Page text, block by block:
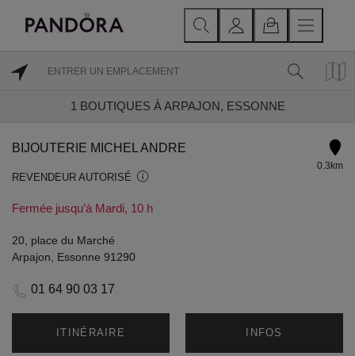
1 BOUTIQUES À ARPAJON, ESSONNE
BIJOUTERIE MICHEL ANDRE
REVENDEUR AUTORISÉ
Fermée jusqu’à Mardi, 10 h
0.3km
20, place du Marché
Arpajon, Essonne 91290
01 64 90 03 17
ITINÉRAIRE INFOS